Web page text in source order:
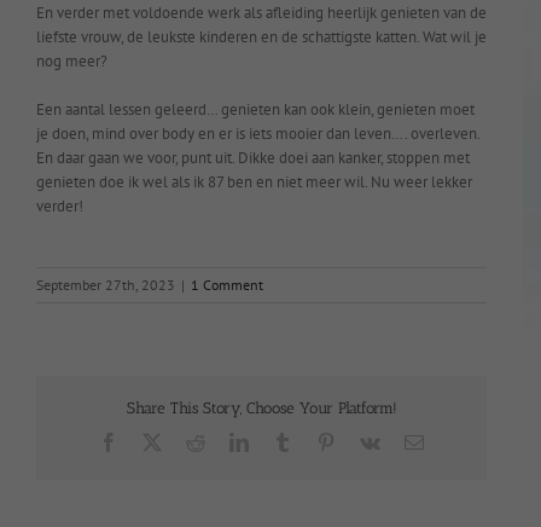
En verder met voldoende werk als afleiding heerlijk genieten van de
liefste vrouw, de leukste kinderen en de schattigste katten. Wat wil je
nog meer?
Een aantal lessen geleerd… genieten kan ook klein, genieten moet
je doen, mind over body en er is iets mooier dan leven…. overleven.
En daar gaan we voor, punt uit. Dikke doei aan kanker, stoppen met
genieten doe ik wel als ik 87 ben en niet meer wil. Nu weer lekker
verder!
September 27th, 2023 | 1 Comment
Share This Story, Choose Your Platform!